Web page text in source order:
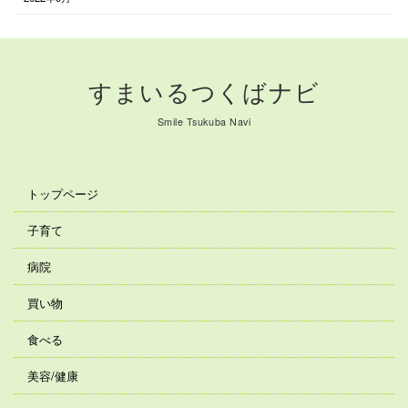
すまいるつくばナビ
Smile Tsukuba Navi
トップページ
子育て
病院
買い物
食べる
美容/健康